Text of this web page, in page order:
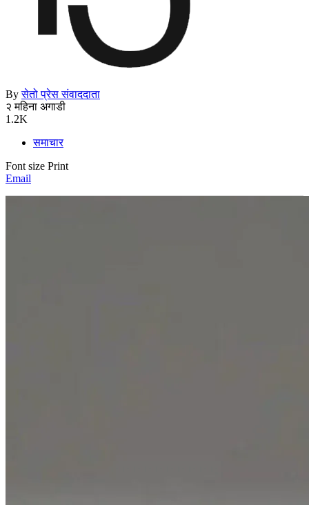
Byसेतो प्रेस संवाददाता
२ महिना अगाडी
1.2K
समाचार
Font size Print
Email